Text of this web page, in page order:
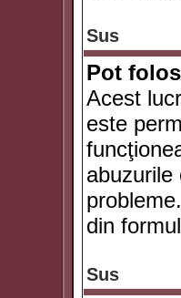
Sus
Pot
Acest
este
abuzurile
din
Sus